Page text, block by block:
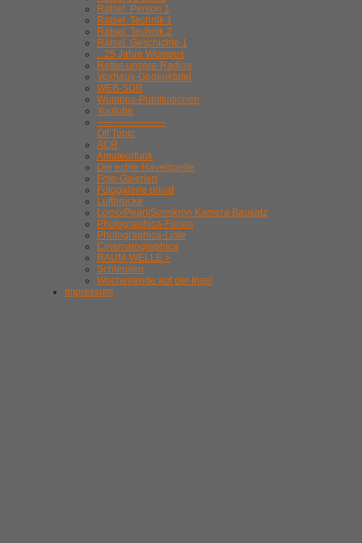
Rätsel. Person 1
Rätsel. Technik 1
Rätsel. Technik 2
Rätsel. Geschichte 1
.. 25 Jahre Wumpus
Rettet-unsere-Radios
Voxhaus-Gedenktafel
WEB-SDR
Wumpus-Publikationen
Youtube
---------------------
Off Topic
ACR
Amateurfunk
Die echte Havelquelle
Foto-Galerien
Fotogalerie privat
Luftbrücke
Lomo/Pearl/Somikron Kamera Bausatz
Photographica-Forum
Photographica-Liste
Cinematographica
RAUM-WELLE >
Schleusen
Wochenende auf der Insel
Impressum